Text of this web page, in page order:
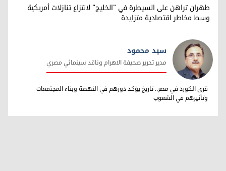
طهران تراهن على السيطرة في "الخليج" لانتزاع تنازلات أمريكية
وسط مخاطر اقتصادية متزايدة
سيد محمود
سيد محمود
مدير تحرير صحيفة الاهرام وناقد سينمائي مصري
قرى الكورد في مصر.. تاريخ يؤكد دورهم في النهضة وبناء المجتمعات
وتأثيرهم في الشعوب